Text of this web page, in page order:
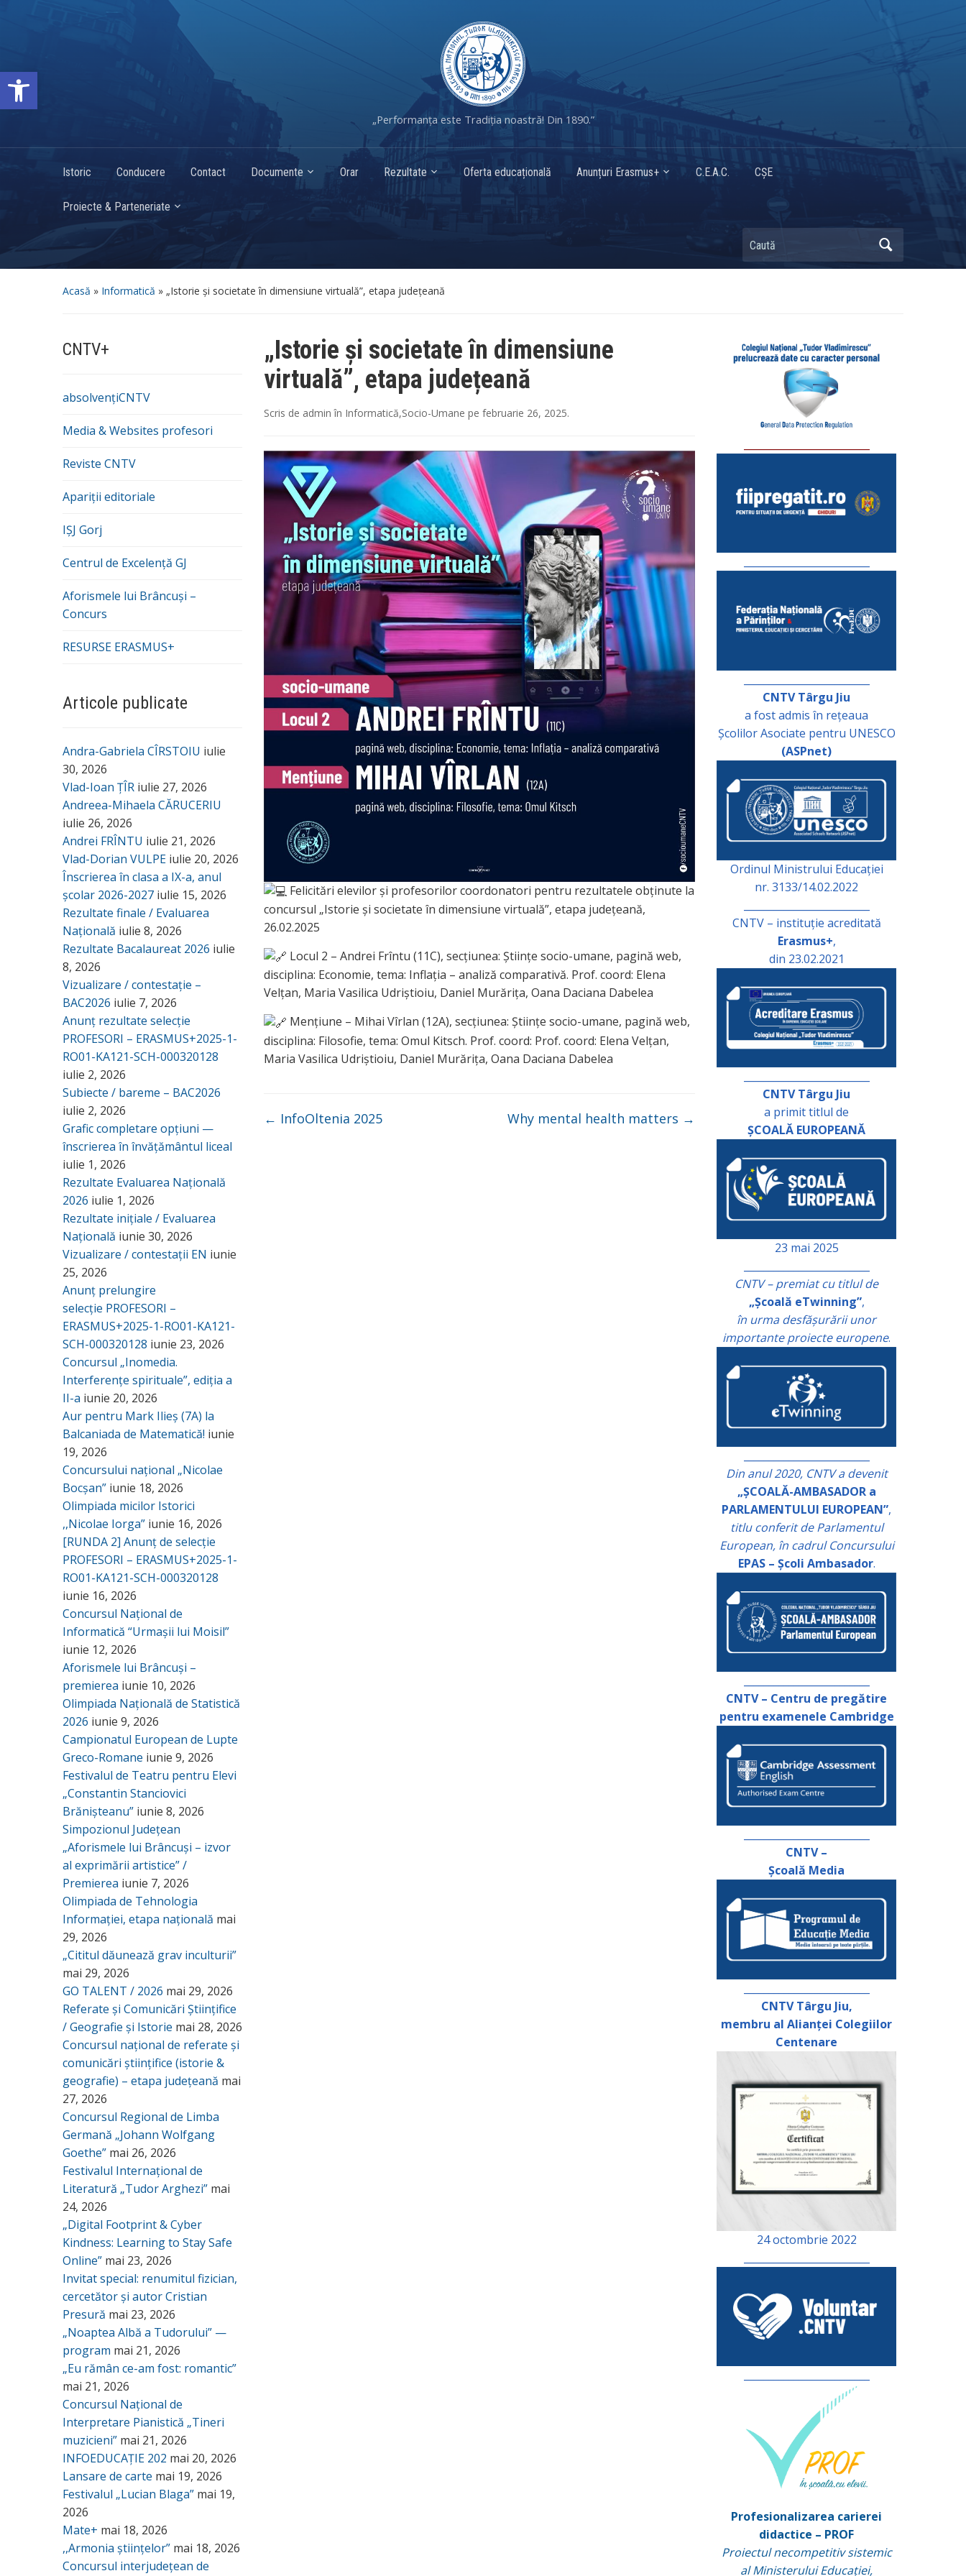
Deschide bara de unelte
„Performanța este Tradiția noastră! Din 1890.”
Istoric Conducere Contact Documente Orar Rezultate Oferta educațională Anunțuri Erasmus+ C.E.A.C. CȘE
Proiecte & Parteneriate
Caută
Acasă » Informatică » „Istorie și societate în dimensiune virtuală”, etapa județeană
CNTV+
absolvențiCNTV
Media & Websites profesori
Reviste CNTV
Apariții editoriale
IȘJ Gorj
Centrul de Excelență GJ
Aforismele lui Brâncuși –
Concurs
RESURSE ERASMUS+
Articole publicate
Andra-Gabriela CÎRSTOIU iulie
30, 2026
Vlad-Ioan ȚÎR iulie 27, 2026
Andreea-Mihaela CĂRUCERIU
iulie 26, 2026
Andrei FRÎNTU iulie 21, 2026
Vlad-Dorian VULPE iulie 20, 2026
Înscrierea în clasa a IX-a, anul
școlar 2026-2027 iulie 15, 2026
Rezultate finale / Evaluarea
Națională iulie 8, 2026
Rezultate Bacalaureat 2026 iulie
8, 2026
Vizualizare / contestație –
BAC2026 iulie 7, 2026
Anunț rezultate selecție
PROFESORI – ERASMUS+2025-1-
RO01-KA121-SCH-000320128
iulie 2, 2026
Subiecte / bareme – BAC2026
iulie 2, 2026
Grafic completare opțiuni —
înscrierea în învățământul liceal
iulie 1, 2026
Rezultate Evaluarea Națională
2026 iulie 1, 2026
Rezultate inițiale / Evaluarea
Națională iunie 30, 2026
Vizualizare / contestații EN iunie
25, 2026
Anunț prelungire
selecție PROFESORI –
ERASMUS+2025-1-RO01-KA121-
SCH-000320128 iunie 23, 2026
Concursul „Inomedia.
Interferențe spirituale”, ediția a
II-a iunie 20, 2026
Aur pentru Mark Ilieș (7A) la
Balcaniada de Matematică! iunie
19, 2026
Concursului național „Nicolae
Bocșan” iunie 18, 2026
Olimpiada micilor Istorici
,,Nicolae Iorga” iunie 16, 2026
[RUNDA 2] Anunț de selecție
PROFESORI – ERASMUS+2025-1-
RO01-KA121-SCH-000320128
iunie 16, 2026
Concursul Național de
Informatică “Urmașii lui Moisil”
iunie 12, 2026
Aforismele lui Brâncuși –
premierea iunie 10, 2026
Olimpiada Națională de Statistică
2026 iunie 9, 2026
Campionatul European de Lupte
Greco-Romane iunie 9, 2026
Festivalul de Teatru pentru Elevi
„Constantin Stanciovici
Brănișteanu” iunie 8, 2026
Simpozionul Județean
„Aforismele lui Brâncuși – izvor
al exprimării artistice” /
Premierea iunie 7, 2026
Olimpiada de Tehnologia
Informației, etapa națională mai
29, 2026
„Cititul dăunează grav inculturii”
mai 29, 2026
GO TALENT / 2026 mai 29, 2026
Referate și Comunicări Științifice
/ Geografie și Istorie mai 28, 2026
Concursul național de referate și
comunicări științifice (istorie &
geografie) – etapa județeană mai
27, 2026
Concursul Regional de Limba
Germană „Johann Wolfgang
Goethe” mai 26, 2026
Festivalul Internațional de
Literatură „Tudor Arghezi” mai
24, 2026
„Digital Footprint & Cyber
Kindness: Learning to Stay Safe
Online” mai 23, 2026
Invitat special: renumitul fizician,
cercetător și autor Cristian
Presură mai 23, 2026
„Noaptea Albă a Tudorului” —
program mai 21, 2026
„Eu rămân ce-am fost: romantic”
mai 21, 2026
Concursul Național de
Interpretare Pianistică „Tineri
muzicieni” mai 21, 2026
INFOEDUCAȚIE 202 mai 20, 2026
Lansare de carte mai 19, 2026
Festivalul „Lucian Blaga” mai 19,
2026
Mate+ mai 18, 2026
,,Armonia științelor” mai 18, 2026
Concursul interjudețean de
„Istorie și societate în dimensiune
virtuală”, etapa județeană
Scris de admin în Informatică,Socio-Umane pe februarie 26, 2025.
Felicitări elevilor și profesorilor coordonatori pentru rezultatele obținute la
concursul „Istorie și societate în dimensiune virtuală”, etapa județeană,
26.02.2025
Locul 2 – Andrei Frîntu (11C), secțiunea: Științe socio-umane, pagină web,
disciplina: Economie, tema: Inflația – analiză comparativă. Prof. coord: Elena
Velțan, Maria Vasilica Udriștioiu, Daniel Murărița, Oana Daciana Dabelea
Mențiune – Mihai Vîrlan (12A), secțiunea: Științe socio-umane, pagină web,
disciplina: Filosofie, tema: Omul Kitsch. Prof. coord: Prof. coord: Elena Velțan,
Maria Vasilica Udriștioiu, Daniel Murărița, Oana Daciana Dabelea
← InfoOltenia 2025 Why mental health matters →
CNTV Târgu Jiu
a fost admis în rețeaua
Școlilor Asociate pentru UNESCO
(ASPnet)
Ordinul Ministrului Educației
nr. 3133/14.02.2022
CNTV – instituție acreditată
Erasmus+,
din 23.02.2021
CNTV Târgu Jiu
a primit titlul de
ȘCOALĂ EUROPEANĂ
23 mai 2025
CNTV – premiat cu titlul de
„Școală eTwinning”,
în urma desfășurării unor
importante proiecte europene.
Din anul 2020, CNTV a devenit
„ȘCOALĂ-AMBASADOR a
PARLAMENTULUI EUROPEAN”,
titlu conferit de Parlamentul
European, în cadrul Concursului
EPAS – Școli Ambasador.
CNTV – Centru de pregătire
pentru examenele Cambridge
CNTV –
Școală Media
CNTV Târgu Jiu,
membru al Alianței Colegiilor
Centenare
24 octombrie 2022
Profesionalizarea carierei
didactice – PROF
Proiectul necompetitiv sistemic
al Ministerului Educației,